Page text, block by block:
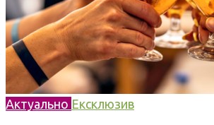
Актуально Ексклюзив